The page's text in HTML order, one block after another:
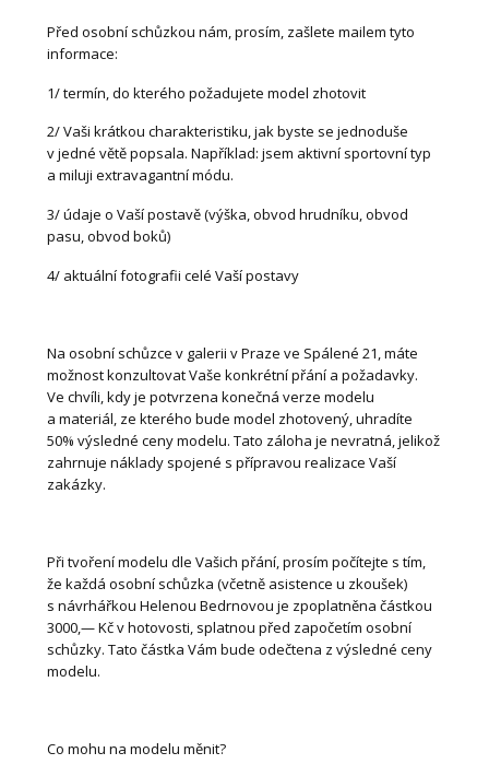
Před osobní schůzkou nám, prosím, zašlete mailem tyto
informace:
1/ termín, do kterého požadujete model zhotovit
2/ Vaši krátkou charakteristiku, jak byste se jednoduše
v jedné větě popsala. Například: jsem aktivní sportovní typ
a miluji extravagantní módu.
3/ údaje o Vaší postavě (výška, obvod hrudníku, obvod
pasu, obvod boků)
4/ aktuální fotografii celé Vaší postavy
Na osobní schůzce v galerii v Praze ve Spálené 21, máte
možnost konzultovat Vaše konkrétní přání a požadavky.
Ve chvíli, kdy je potvrzena konečná verze modelu
a materiál, ze kterého bude model zhotovený, uhradíte
50% výsledné ceny modelu. Tato záloha je nevratná, jelikož
zahrnuje náklady spojené s přípravou realizace Vaší
zakázky.
Při tvoření modelu dle Vašich přání, prosím počítejte s tím,
že každá osobní schůzka (včetně asistence u zkoušek)
s návrhářkou Helenou Bedrnovou je zpoplatněna částkou
3000,— Kč v hotovosti, splatnou před započetím osobní
schůzky. Tato částka Vám bude odečtena z výsledné ceny
modelu.
Co mohu na modelu měnit?